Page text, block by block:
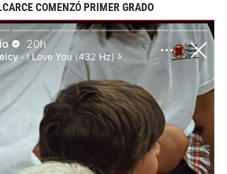
COMENZÓ PRIMER GRADO